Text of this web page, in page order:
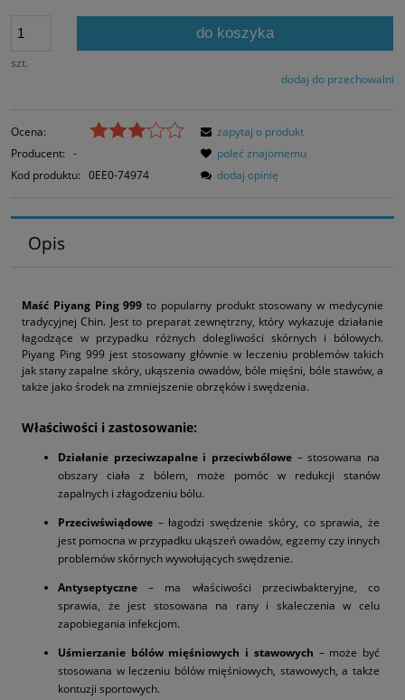
szt.
do koszyka
dodaj do przechowalni
Ocena:
Producent: -
Kod produktu: 0EE0-74974
zapytaj o produkt
poleć znajomemu
dodaj opinię
Opis
Maść Piyang Ping 999 to popularny produkt stosowany w medycynie
tradycyjnej Chin. Jest to preparat zewnętrzny, który wykazuje działanie
łagodzące w przypadku różnych dolegliwości skórnych i bólowych.
Piyang Ping 999 jest stosowany głównie w leczeniu problemów takich
jak stany zapalne skóry, ukąszenia owadów, bóle mięśni, bóle stawów, a
także jako środek na zmniejszenie obrzęków i swędzenia.
Właściwości i zastosowanie:
Działanie przeciwzapalne i przeciwbólowe – stosowana na
obszary ciała z bólem, może pomóc w redukcji stanów
zapalnych i złagodzeniu bólu.
Przeciwświądowe – łagodzi swędzenie skóry, co sprawia, że
jest pomocna w przypadku ukąszeń owadów, egzemy czy innych
problemów skórnych wywołujących swędzenie.
Antyseptyczne – ma właściwości przeciwbakteryjne, co
sprawia, że jest stosowana na rany i skaleczenia w celu
zapobiegania infekcjom.
Uśmierzanie bólów mięśniowych i stawowych – może być
stosowana w leczeniu bólów mięśniowych, stawowych, a także
kontuzji sportowych.